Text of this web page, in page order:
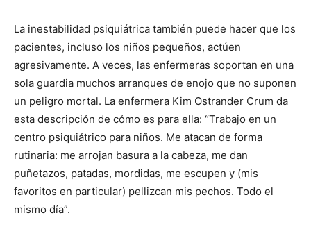
La inestabilidad psiquiátrica también puede hacer que los
pacientes, incluso los niños pequeños, actúen
agresivamente. A veces, las enfermeras soportan en una
sola guardia muchos arranques de enojo que no suponen
un peligro mortal. La enfermera Kim Ostrander Crum da
esta descripción de cómo es para ella: “Trabajo en un
centro psiquiátrico para niños. Me atacan de forma
rutinaria: me arrojan basura a la cabeza, me dan
puñetazos, patadas, mordidas, me escupen y (mis
favoritos en particular) pellizcan mis pechos. Todo el
mismo día”.